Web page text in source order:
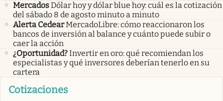
MercadosDólar hoy y dólar blue hoy: cuál es la cotización
del sábado 8 de agosto minuto a minuto
Alerta CedearMercadoLibre: cómo reaccionaron los
bancos de inversión al balance y cuánto puede subir o
caer la acción
¿Oportunidad?Invertir en oro: qué recomiendan los
especialistas y qué inversores deberían tenerlo en su
cartera
Cotizaciones